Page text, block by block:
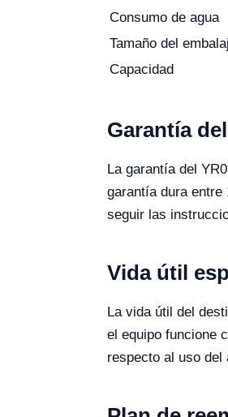
Consumo de agua
Tamaño del
Capacidad
Garantía
La garantía del
garantía dura entre
seguir las
Vida útil
La vida útil del
el equipo funcione
respecto al uso del